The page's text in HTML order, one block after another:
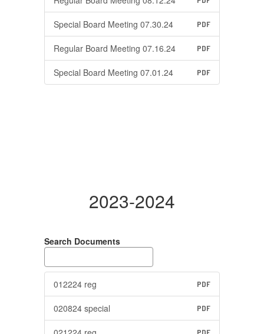
Special Board Meeting 07.30.24 PDF
Regular Board Meeting 07.16.24 PDF
Special Board Meeting 07.01.24 PDF
2023-2024
Search Documents
012224 reg PDF
020824 special PDF